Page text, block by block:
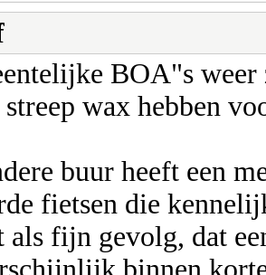
BOA"s
wax hebben
buur heeft een
fietsen die
als fijn gevolg, dat